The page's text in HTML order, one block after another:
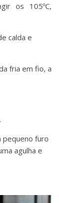
os 105ºC,
calda e
fria em fio, a
pequeno furo
agulha e